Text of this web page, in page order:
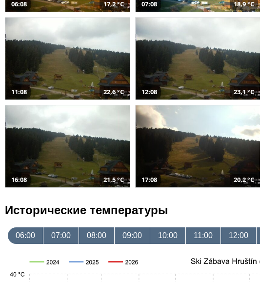
06:08 17,2 °C 07:08 18,9 °C
11:08 22,6 °C 12:08 23,1 °C
16:08 21,5 °C 17:08 20,2 °C
Исторические температуры
06:00 07:00 08:00 09:00 10:00 11:00 12:00